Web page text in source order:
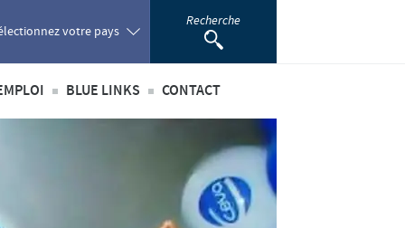
votre pays
Recherche
métiers
de recrutement
BLUE LINKS CONTACT